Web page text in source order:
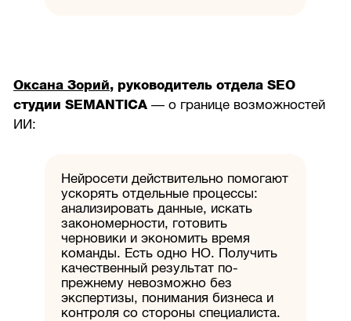
Оксана Зорий, руководитель отдела SEO
студии SEMANTICA— о границе возможностей
ИИ:
Нейросети действительно помогают
ускорять отдельные процессы:
анализировать данные, искать
закономерности, готовить
черновики и экономить время
команды. Есть одно НО. Получить
качественный результат по-
прежнему невозможно без
экспертизы, понимания бизнеса и
контроля со стороны специалиста.